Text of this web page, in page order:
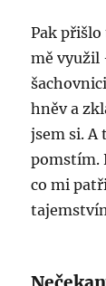
Pak přišlo
mě využil
hněv a
jsem si. A
pomstím.
co mi